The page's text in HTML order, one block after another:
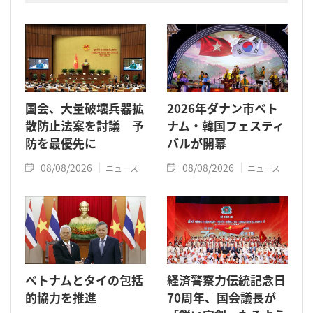
国会、大量破壊兵器拡
散防止法案を討議 予
防を最優先に
08/08/2026 ニュース
2026年ダナン市ベト
ナム・韓国フェスティ
バルが開幕
08/08/2026 ニュース
ベトナムとタイの包括
的協力を推進
経済警察力伝統記念日
70周年、国会議長が